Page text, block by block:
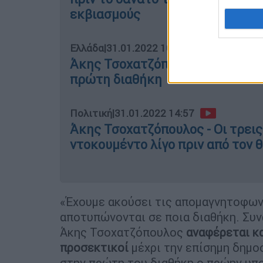
εκβιασμούς
Ελλάδα|31.01.2022 10:50
Άκης Τσοχατζόπουλος: Γιατί
πρώτη διαθήκη
Πολιτική|31.01.2022 14:57
Άκης Τσοχατζόπουλος - Οι
ντοκουμέντο λίγο πριν από τον
«Έχουμε ακούσει τις
αποτυπώνονται σε ποια διαθήκη.
Άκης Τσοχατζόπουλος αναφέρεται
προσεκτικοί μέχρι την επίσημη